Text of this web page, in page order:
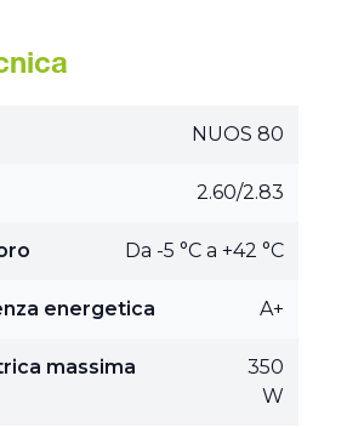
NUOS 80
2.60/2.83
Da -5 °C a +42 °C
energetica A+
massima
350
W